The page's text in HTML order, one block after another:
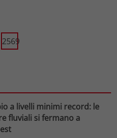
2569
a livelli minimi record: le
fluviali si fermano a